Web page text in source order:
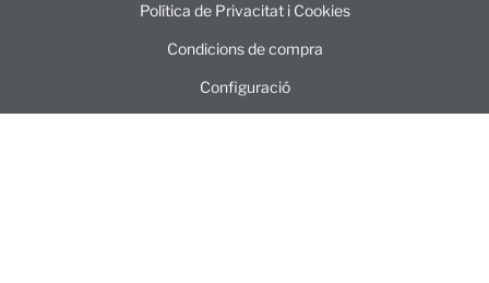
Política de Privacitat i Cookies
Condicions de compra
Configuració